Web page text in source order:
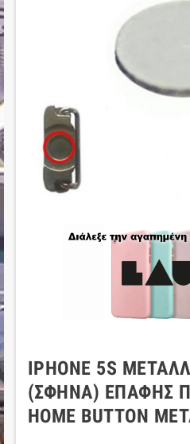
IPHONE 5S
(ΣΦΉΝΑ) ΕΠΑΦΉΣ
HOME BUTTON